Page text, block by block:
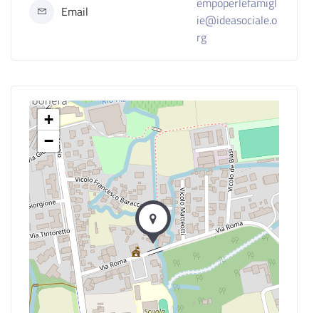
Email
ie@ideasociale.o
rg
+
−